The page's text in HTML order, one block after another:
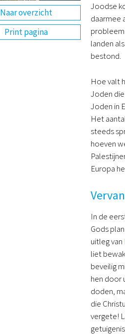
Naar overzicht
Print pagina
Joodse
daarmee
landen
bestond.
Hoe valt
Joden
Joden in
Het
steeds
hoeven
Europa
In de
Gods
uitleg van
liet
beveilig
hen door
doden,
die
vergete!